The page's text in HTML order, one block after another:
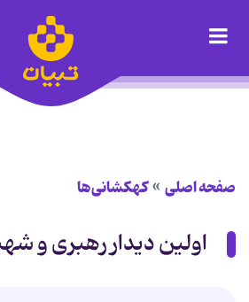
صفحه اصلی کهکشانی‌ها
اولین دیدار رهبری و